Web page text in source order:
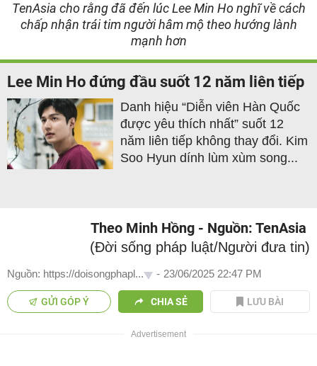
TenAsia cho rằng đã đến lúc Lee Min Ho nghĩ về cách
chấp nhận trái tim người hâm mộ theo hướng lành
mạnh hơn
Lee Min Ho đứng đầu suốt 12 năm liên tiếp
Danh hiệu “Diễn viên Hàn Quốc
được yêu thích nhất” suốt 12
năm liên tiếp không thay đổi. Kim
Soo Hyun dính lùm xùm song...
Theo Minh Hồng - Nguồn: TenAsia
(Đời sống pháp luật/Người đưa tin)
Nguồn: https://doisongphapl... - 23/06/2025 22:47 PM
GỬI GÓP Ý CHIA SẺ LƯU BÀI